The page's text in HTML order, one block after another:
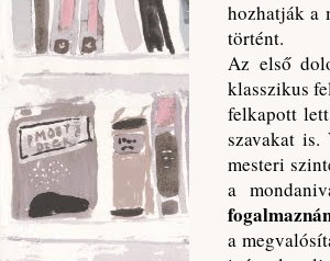
hozhatják a
történt.
Az első
klasszikus
felkapott
szavakat
mesteri
a
a